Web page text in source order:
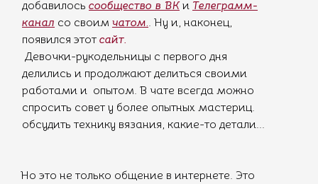
Но это не только общение в интернете. Это
добавилось сообщество в ВКи Телеграмм-
канал со своим чатом.. Ну и, наконец,
появился этот сайт.
Девочки-рукодельницы с первого дня
делились и продолжают делиться своими
работами и опытом. В чате всегда можно
спросить совет у более опытных мастериц.
обсудить технику вязания, какие-то детали...